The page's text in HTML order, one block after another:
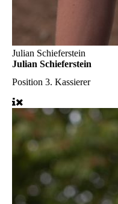
Julian Schieferstein
Julian Schieferstein
Position 3. Kassierer